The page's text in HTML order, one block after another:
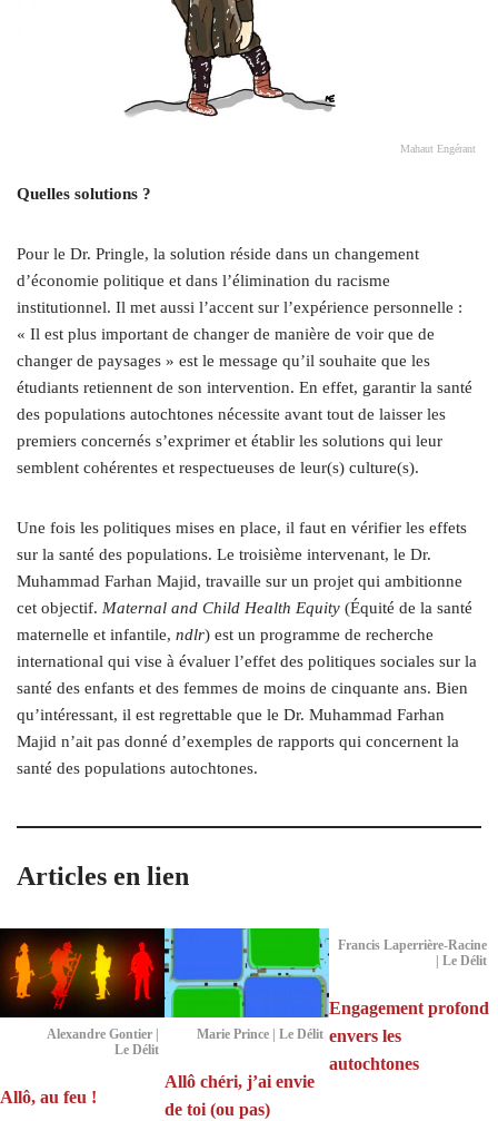
Mahaut Engérant
Quelles solutions ?
Pour le Dr. Pringle, la solution réside dans un changement
d’économie politique et dans l’élimination du racisme
institutionnel. Il met aussi l’accent sur l’expérience personnelle :
« Il est plus important de changer de manière de voir que de
changer de paysages » est le message qu’il souhaite que les
étudiants retiennent de son intervention. En effet, garantir la santé
des populations autochtones nécessite avant tout de laisser les
premiers concernés s’exprimer et établir les solutions qui leur
semblent cohérentes et respectueuses de leur(s) culture(s).
Une fois les politiques mises en place, il faut en vérifier les effets
sur la santé des populations. Le troisième intervenant, le Dr.
Muhammad Farhan Majid, travaille sur un projet qui ambitionne
cet objectif. Maternal and Child Health Equity (Équité de la santé
maternelle et infantile, ndlr) est un programme de recherche
international qui vise à évaluer l’effet des politiques sociales sur la
santé des enfants et des femmes de moins de cinquante ans. Bien
qu’intéressant, il est regrettable que le Dr. Muhammad Farhan
Majid n’ait pas donné d’exemples de rapports qui concernent la
santé des populations autochtones.
Articles en lien
Alexandre Gontier |
Le Délit
Allô, au feu !
Marie Prince | Le Délit
Allô chéri, j’ai envie
de toi (ou pas)
Francis Laperrière-Racine
| Le Délit
Engagement profond
envers les
autochtones